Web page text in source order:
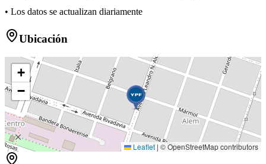
• Los datos se actualizan diariamente
Ubicación
+
−
Leaflet | © OpenStreetMap contributors